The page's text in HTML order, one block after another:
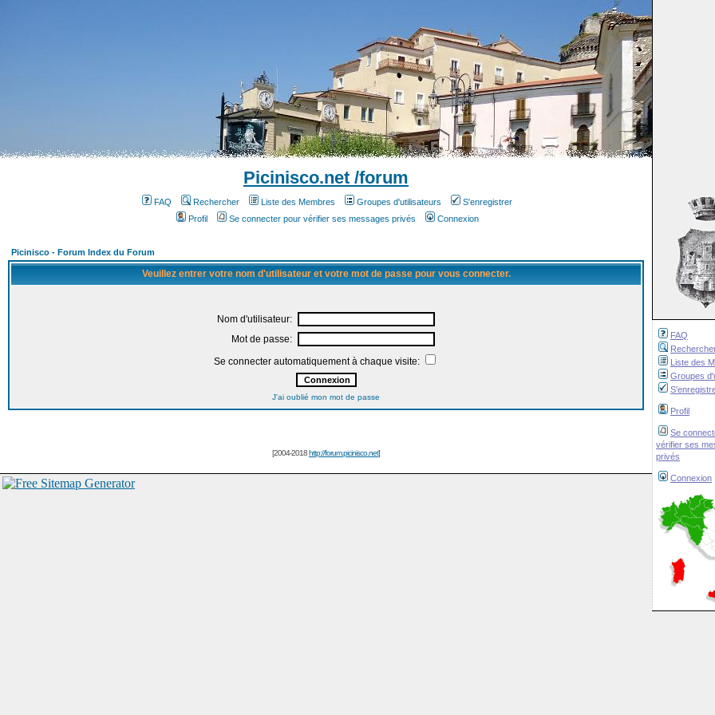
FAQ
Liste des
Groupes
Profil
Se
vérifier ses
privés
Connexion
Picinisco.net /forum
FAQ Rechercher Liste des Membres Groupes d'utilisateurs
S'enregistrer
Profil
Se connecter pour vérifier ses messages privés Connexion
Picinisco - Forum Index du Forum
Veuillez entrer votre nom d'utilisateur et votre mot de passe pour vous connecter.
Nom d'utilisateur:
Mot de passe:
Se connecter automatiquement à chaque visite:
J'ai oublié mon mot de passe
[2004-2018http://forum.picinisco.net]